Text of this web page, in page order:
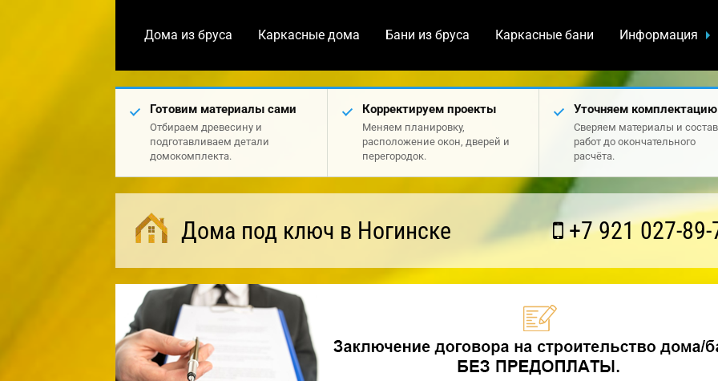
Дома из бруса Каркасные дома Бани из бруса Каркасные бани Информация
Готовим материалы сами
Отбираем древесину и
подготавливаем детали
домокомплекта.
Корректируем проекты
Меняем планировку,
расположение окон, дверей и
перегородок.
Уточняем комплектацию
Сверяем материалы и состав
работ до окончательного
расчёта.
Дома под ключ в Ногинске +7 921 027-89-